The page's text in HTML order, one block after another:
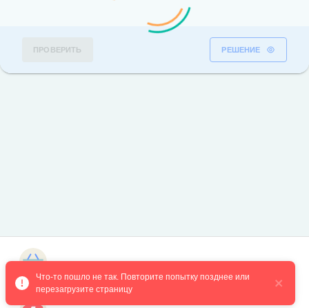
ПРОВЕРИТЬ РЕШЕНИЕ
Что-то пошло не так. Повторите попытку позднее или
перезагрузите страницу